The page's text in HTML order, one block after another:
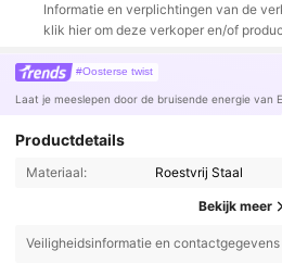
Informatie en verplichtingen van de
klik hier om deze verkoper en/of
#Oosterse twist
Laat je meeslepen door de bruisende energie van
Productdetails
Materiaal: Roestvrij Staal
Bekijk meer
Veiligheidsinformatie en contactgegevens